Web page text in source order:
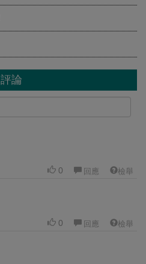
評論
0 回應 檢舉
0 回應 檢舉